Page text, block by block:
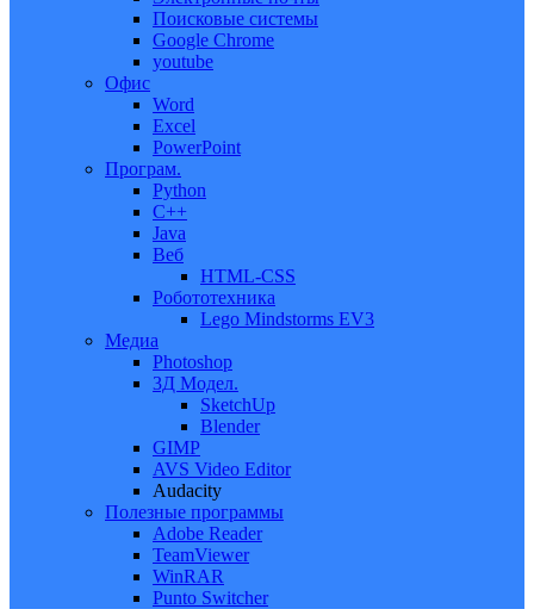
Поисковые системы
Google Chrome
youtube
Офис
Word
Excel
PowerPoint
Програм.
Python
C++
Java
Веб
HTML-CSS
Робототехника
Lego Mindstorms EV3
Медиа
Photoshop
3Д Модел.
SketchUp
Blender
GIMP
AVS Video Editor
Audacity
Полезные программы
Adobe Reader
TeamViewer
WinRAR
Punto Switcher